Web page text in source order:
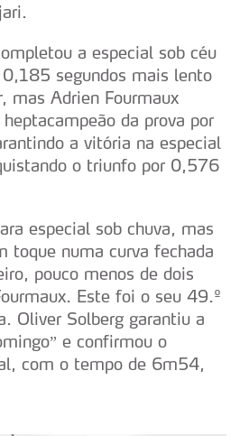
a especial sob céu
segundos mais lento
mas Adrien Fourmaux
da prova por
a vitória na especial
o triunfo por 0,576
especial sob chuva, mas
toque numa curva fechada
pouco menos de dois
Este foi o seu 49.º
Oliver Solberg garantiu a
e confirmou o
com o tempo de 6m54,